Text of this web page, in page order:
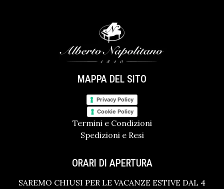
MAPPA DEL SITO
Privacy Policy
Cookie Policy
Termini e Condizioni
Spedizioni e Resi
ORARI DI APERTURA
SAREMO CHIUSI PER LE VACANZE ESTIVE DAL 4